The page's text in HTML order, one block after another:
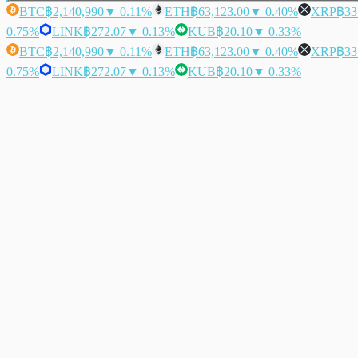
BTC฿2,140,990▼ 0.11% ETH฿63,123.00▼ 0.40% XRP฿
0.75%
LINK฿272.07▼ 0.13% KUB฿20.10▼ 0.33%
BTC฿2,140,990▼ 0.11% ETH฿63,123.00▼ 0.40% XRP฿
0.75%
LINK฿272.07▼ 0.13% KUB฿20.10▼ 0.33%